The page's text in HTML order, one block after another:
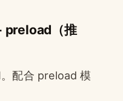
preload（推
配合 preload 模